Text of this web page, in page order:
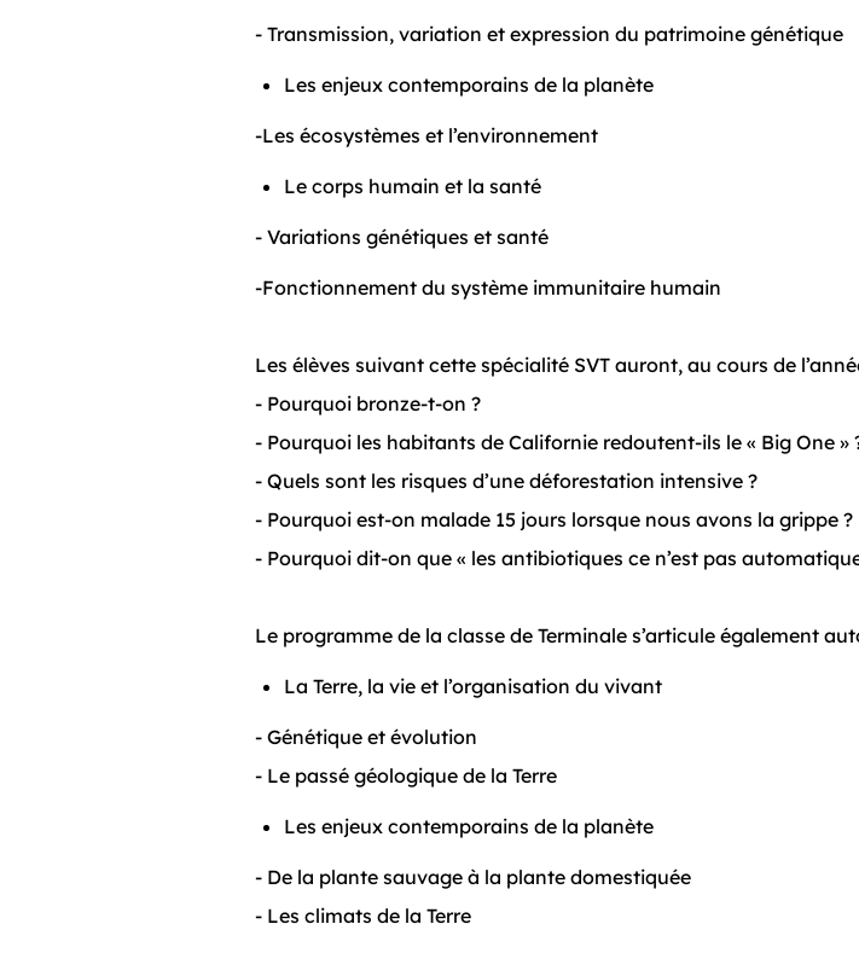
- Transmission, variation et expression du patrimoine génétique
Les enjeux contemporains de la planète
-Les écosystèmes et l’environnement
Le corps humain et la santé
- Variations génétiques et santé
-Fonctionnement du système immunitaire humain
Les élèves suivant cette spécialité SVT auront, au cours de
- Pourquoi bronze-t-on ?
- Pourquoi les habitants de Californie redoutent-ils le « Big One »
- Quels sont les risques d’une déforestation intensive ?
- Pourquoi est-on malade 15 jours lorsque nous avons la grippe ?
- Pourquoi dit-on que « les antibiotiques ce n’est pas
Le programme de la classe de Terminale s’articule également
La Terre, la vie et l’organisation du vivant
- Génétique et évolution
- Le passé géologique de la Terre
Les enjeux contemporains de la planète
- De la plante sauvage à la plante domestiquée
- Les climats de la Terre